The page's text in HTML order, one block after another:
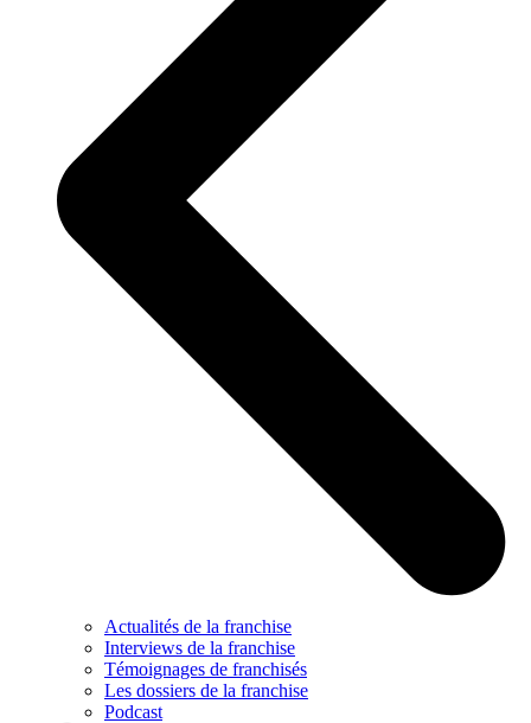
Actualités de la franchise
Interviews de la franchise
Témoignages de franchisés
Les dossiers de la franchise
Podcast